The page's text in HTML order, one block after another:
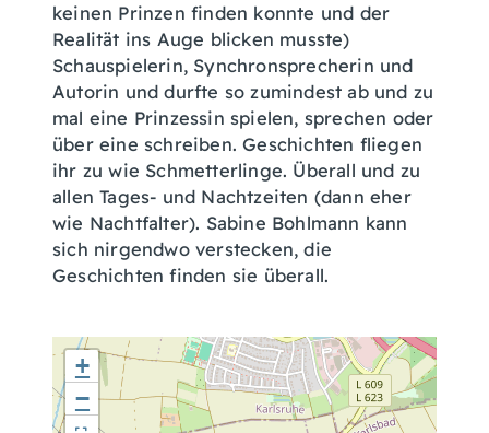
keinen Prinzen finden konnte und der
Realität ins Auge blicken musste)
Schauspielerin, Synchronsprecherin und
Autorin und durfte so zumindest ab und zu
mal eine Prinzessin spielen, sprechen oder
über eine schreiben. Geschichten fliegen
ihr zu wie Schmetterlinge. Überall und zu
allen Tages- und Nachtzeiten (dann eher
wie Nachtfalter). Sabine Bohlmann kann
sich nirgendwo verstecken, die
Geschichten finden sie überall.
+
−